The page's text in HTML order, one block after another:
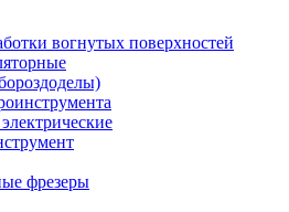
вогнутых поверхностей
фрезеры